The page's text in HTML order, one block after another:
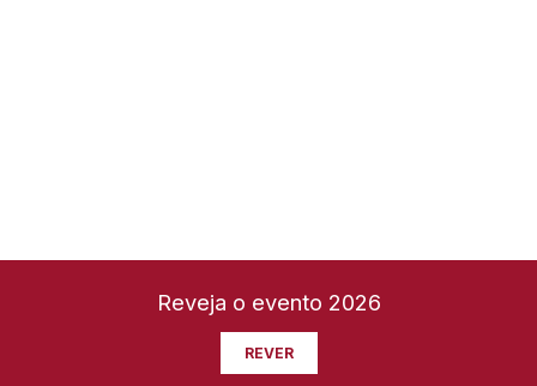
Reveja o evento 2026
REVER